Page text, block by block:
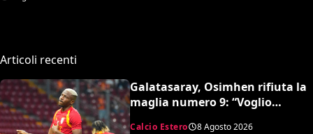
segnato”
Articoli recenti
Galatasaray, Osimhen rifiuta la
maglia numero 9: “Voglio
Calcio Estero 8 Agosto 2026